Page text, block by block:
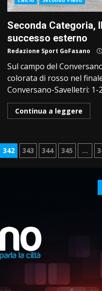
Seconda Categoria,
successo esterno
Redazione Sport GoFasano
Sul campo del
colorata di rosso nel
Conversano-Savelletri: 1-
Continua a leggere
342 343 344 345 …